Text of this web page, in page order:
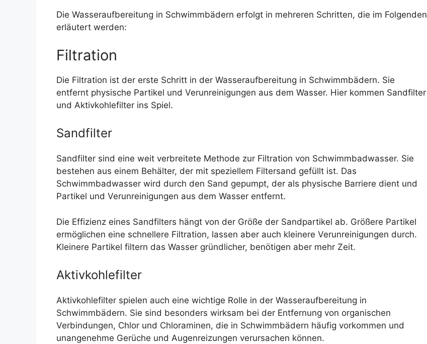
Die Wasseraufbereitung in Schwimmbädern erfolgt in mehreren Schritten, die im Folgenden
erläutert werden:
Filtration
Die Filtration ist der erste Schritt in der Wasseraufbereitung in Schwimmbädern. Sie
entfernt physische Partikel und Verunreinigungen aus dem Wasser. Hier kommen Sandfilter
und Aktivkohlefilter ins Spiel.
Sandfilter
Sandfilter sind eine weit verbreitete Methode zur Filtration von Schwimmbadwasser. Sie
bestehen aus einem Behälter, der mit speziellem Filtersand gefüllt ist. Das
Schwimmbadwasser wird durch den Sand gepumpt, der als physische Barriere dient und
Partikel und Verunreinigungen aus dem Wasser entfernt.
Die Effizienz eines Sandfilters hängt von der Größe der Sandpartikel ab. Größere Partikel
ermöglichen eine schnellere Filtration, lassen aber auch kleinere Verunreinigungen durch.
Kleinere Partikel filtern das Wasser gründlicher, benötigen aber mehr Zeit.
Aktivkohlefilter
Aktivkohlefilter spielen auch eine wichtige Rolle in der Wasseraufbereitung in
Schwimmbädern. Sie sind besonders wirksam bei der Entfernung von organischen
Verbindungen, Chlor und Chloraminen, die in Schwimmbädern häufig vorkommen und
unangenehme Gerüche und Augenreizungen verursachen können.